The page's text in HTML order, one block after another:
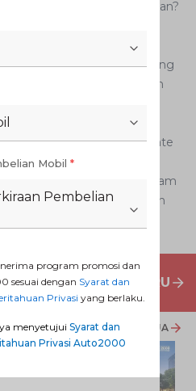
yang dipilih. Mudah kan?
Di dalamnya berisi
Auto2000, promo cabang
perawatan dan perbaikan
Anda selalu ter-update
Auto2000 karena
informasi yang dikemas dalam
mudah dipahami ala konten
MOBIL BARU
LIHAT SEMUA
Mobil *
Pembelian
program promosi dan
sesuai dengan Syarat dan
Privasi yang berlaku.
menyetujui Syarat dan
Privasi Auto2000